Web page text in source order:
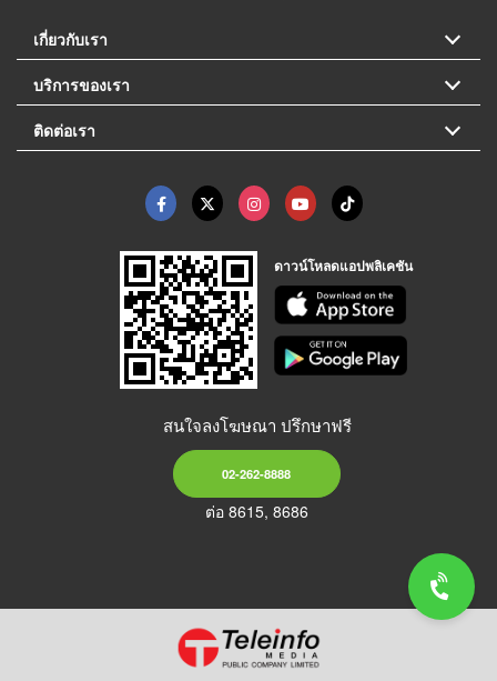
เกี่ยวกับเรา
บริการของเรา
ติดต่อเรา
ดาวน์โหลดแอปพลิเคชัน
สนใจลงโฆษณา ปรึกษาฟรี
02-262-8888
ต่อ 8615, 8686